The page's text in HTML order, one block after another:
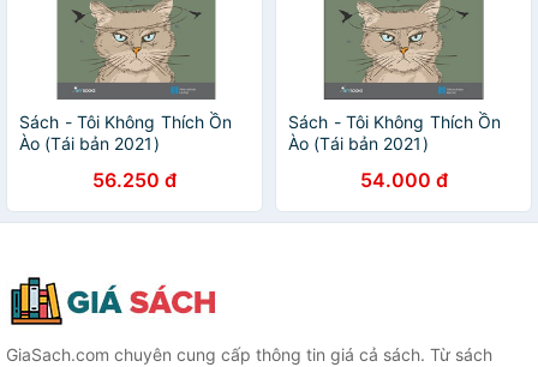
Sách - Tôi Không Thích Ồn
Ào (Tái bản 2021)
56.250 đ
Sách - Tôi Không Thích Ồn
Ào (Tái bản 2021)
54.000 đ
GiaSach.com chuyên cung cấp thông tin giá cả sách. Từ sách